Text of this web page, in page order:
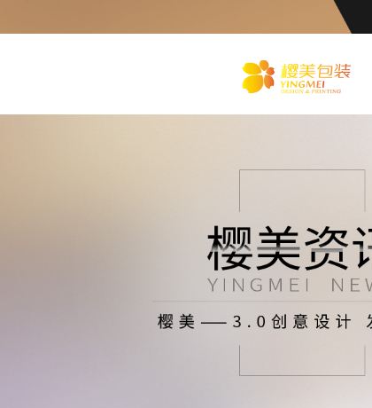
化
妆品包装盒工厂,高档包装